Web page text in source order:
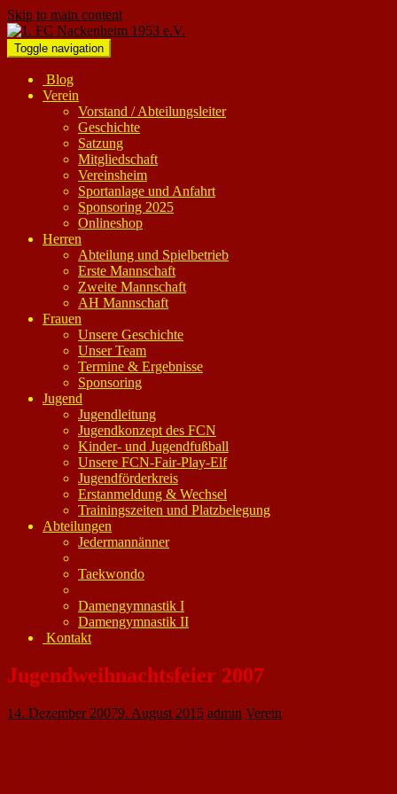
Skip to main content
Toggle navigation
Blog
Verein
Vorstand / Abteilungsleiter
Geschichte
Satzung
Mitgliedschaft
Vereinsheim
Sportanlage und Anfahrt
Sponsoring 2025
Onlineshop
Herren
Abteilung und Spielbetrieb
Erste Mannschaft
Zweite Mannschaft
AH Mannschaft
Frauen
Unsere Geschichte
Unser Team
Termine & Ergebnisse
Sponsoring
Jugend
Jugendleitung
Jugendkonzept des FCN
Kinder- und Jugendfußball
Unsere FCN-Fair-Play-Elf
Jugendförderkreis
Erstanmeldung & Wechsel
Trainingszeiten und Platzbelegung
Abteilungen
Jedermannänner
Taekwondo
Damengymnastik I
Damengymnastik II
Kontakt
Jugendweihnachtsfeier 2007
14. Dezember 20079. August 2015 admin Verein